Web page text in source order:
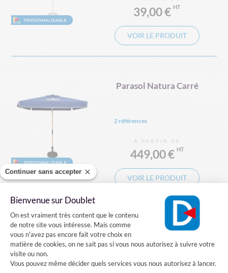
Continuer sans accepter
Bienvenue sur Doublet
Plateforme de Gestion du
On est vraiment très content que le contenu
de notre site vous intéresse. Mais comme
vous n'avez pas encore fait votre choix en
matière de cookies, on ne sait pas si vous nous autorisez à suivre votre
visite ou non.
Vous pouvez même décider quels services vous nous autorisez à lancer.
39,00 €
VOIR LE PRODUIT
Parasol Natura Carré
2 références
À PARTIR DE
449,00 €
VOIR LE PRODUIT
Parasol Resort Rond
4 références